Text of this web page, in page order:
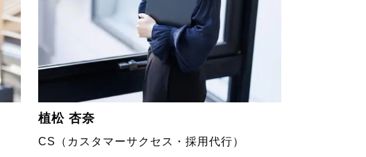
植松 杏奈
CS（カスタマーサクセス・採用代行）